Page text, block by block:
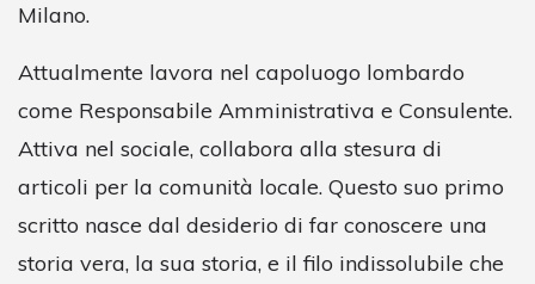
Milano.
Attualmente lavora nel capoluogo lombardo
come Responsabile Amministrativa e Consulente.
Attiva nel sociale, collabora alla stesura di
articoli per la comunità locale. Questo suo primo
scritto nasce dal desiderio di far conoscere una
storia vera, la sua storia, e il filo indissolubile che